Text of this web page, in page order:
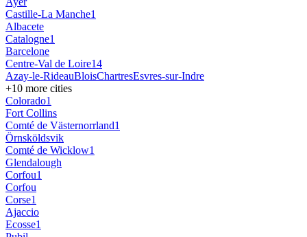
Castille-La Manche1
Albacete
Catalogne1
Barcelone
Centre-Val de Loire14
Azay-le-RideauBloisChartresEsvres-sur-Indre
+10 more cities
Colorado1
Fort Collins
Comté de Västernorrland1
Örnsköldsvik
Comté de Wicklow1
Glendalough
Corfou1
Corfou
Corse1
Ajaccio
Ecosse1